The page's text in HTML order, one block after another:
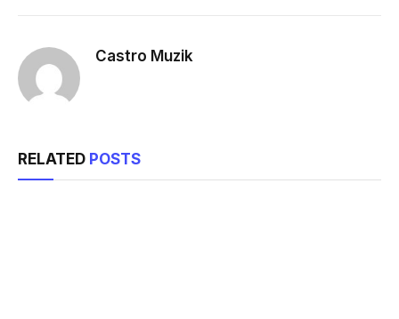
Castro Muzik
RELATED POSTS